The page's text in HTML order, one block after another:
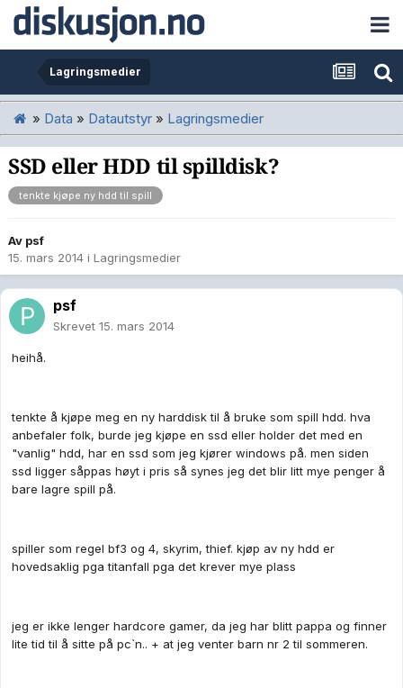
Lagringsmedier
» Data » Datautstyr » Lagringsmedier
SSD eller HDD til spilldisk?
tenkte kjøpe ny hdd til spill
Av psf
15. mars 2014 i Lagringsmedier
psf
Skrevet 15. mars 2014
heihå.
tenkte å kjøpe meg en ny harddisk til å bruke som spill hdd. hva
anbefaler folk, burde jeg kjøpe en ssd eller holder det med en
"vanlig" hdd, har en ssd som jeg kjører windows på. men siden
ssd ligger såppas høyt i pris så synes jeg det blir litt mye penger å
bare lagre spill på.
spiller som regel bf3 og 4, skyrim, thief. kjøp av ny hdd er
hovedsaklig pga titanfall pga det krever mye plass
jeg er ikke lenger hardcore gamer, da jeg har blitt pappa og finner
lite tid til å sitte på pc`n.. + at jeg venter barn nr 2 til sommeren.